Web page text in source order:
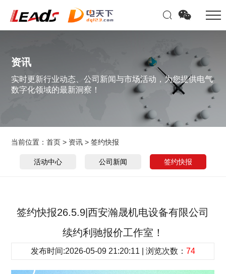
资讯
实时更新行业动态、公司新闻与市场活动，为您提供电气
数字化领域的最新洞察！
当前位置：首页 > 资讯 >签约快报
活动中心 公司新闻 签约快报
签约快报26.5.9|西安瀚晟机电设备有限公司
续约利驰报价工作室！
发布时间:2026-05-09 21:20:11 | 浏览次数： 74